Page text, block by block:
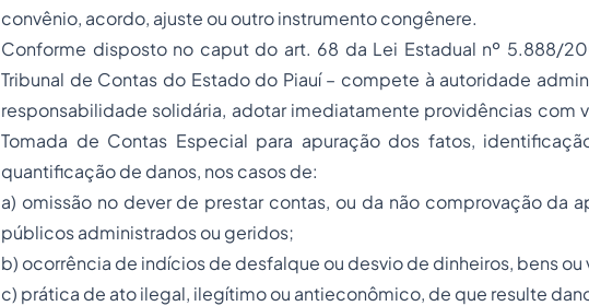
convênio, acordo, ajuste ou outro instrumento congênere.
Conforme disposto no caput do art. 68 da Lei Estadual nº 5.888/
Tribunal de Contas do Estado do Piauí – compete à autoridade
responsabilidade solidária, adotar imediatamente providências com
Tomada de Contas Especial para apuração dos fatos,
quantificação de danos, nos casos de:
a) omissão no dever de prestar contas, ou da não comprovação da
públicos administrados ou geridos;
b) ocorrência de indícios de desfalque ou desvio de dinheiros, bens ou
c) prática de ato ilegal, ilegítimo ou antieconômico, de que resulte